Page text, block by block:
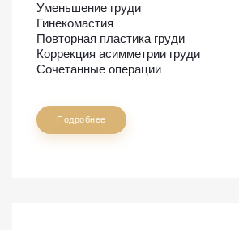
Уменьшение груди
Гинекомастия
Повторная пластика груди
Коррекция асимметрии груди
Сочетанные операции
Подробнее